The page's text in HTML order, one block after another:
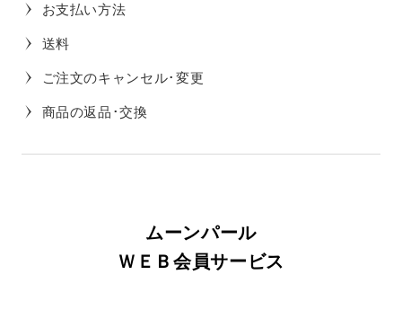
お支払い方法
送料
ご注文のキャンセル･変更
商品の返品･交換
ムーンパール
ＷＥＢ会員サービス